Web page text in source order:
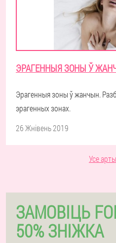
ЭРАГЕННЫЯ ЗОНЫ Ў
Эрагенныя зоны ў жанчын.
эрагенных зонах.
26 Жнівень 2019
Усе
ЗАМОВІЦЬ
50% ЗНІЖКА